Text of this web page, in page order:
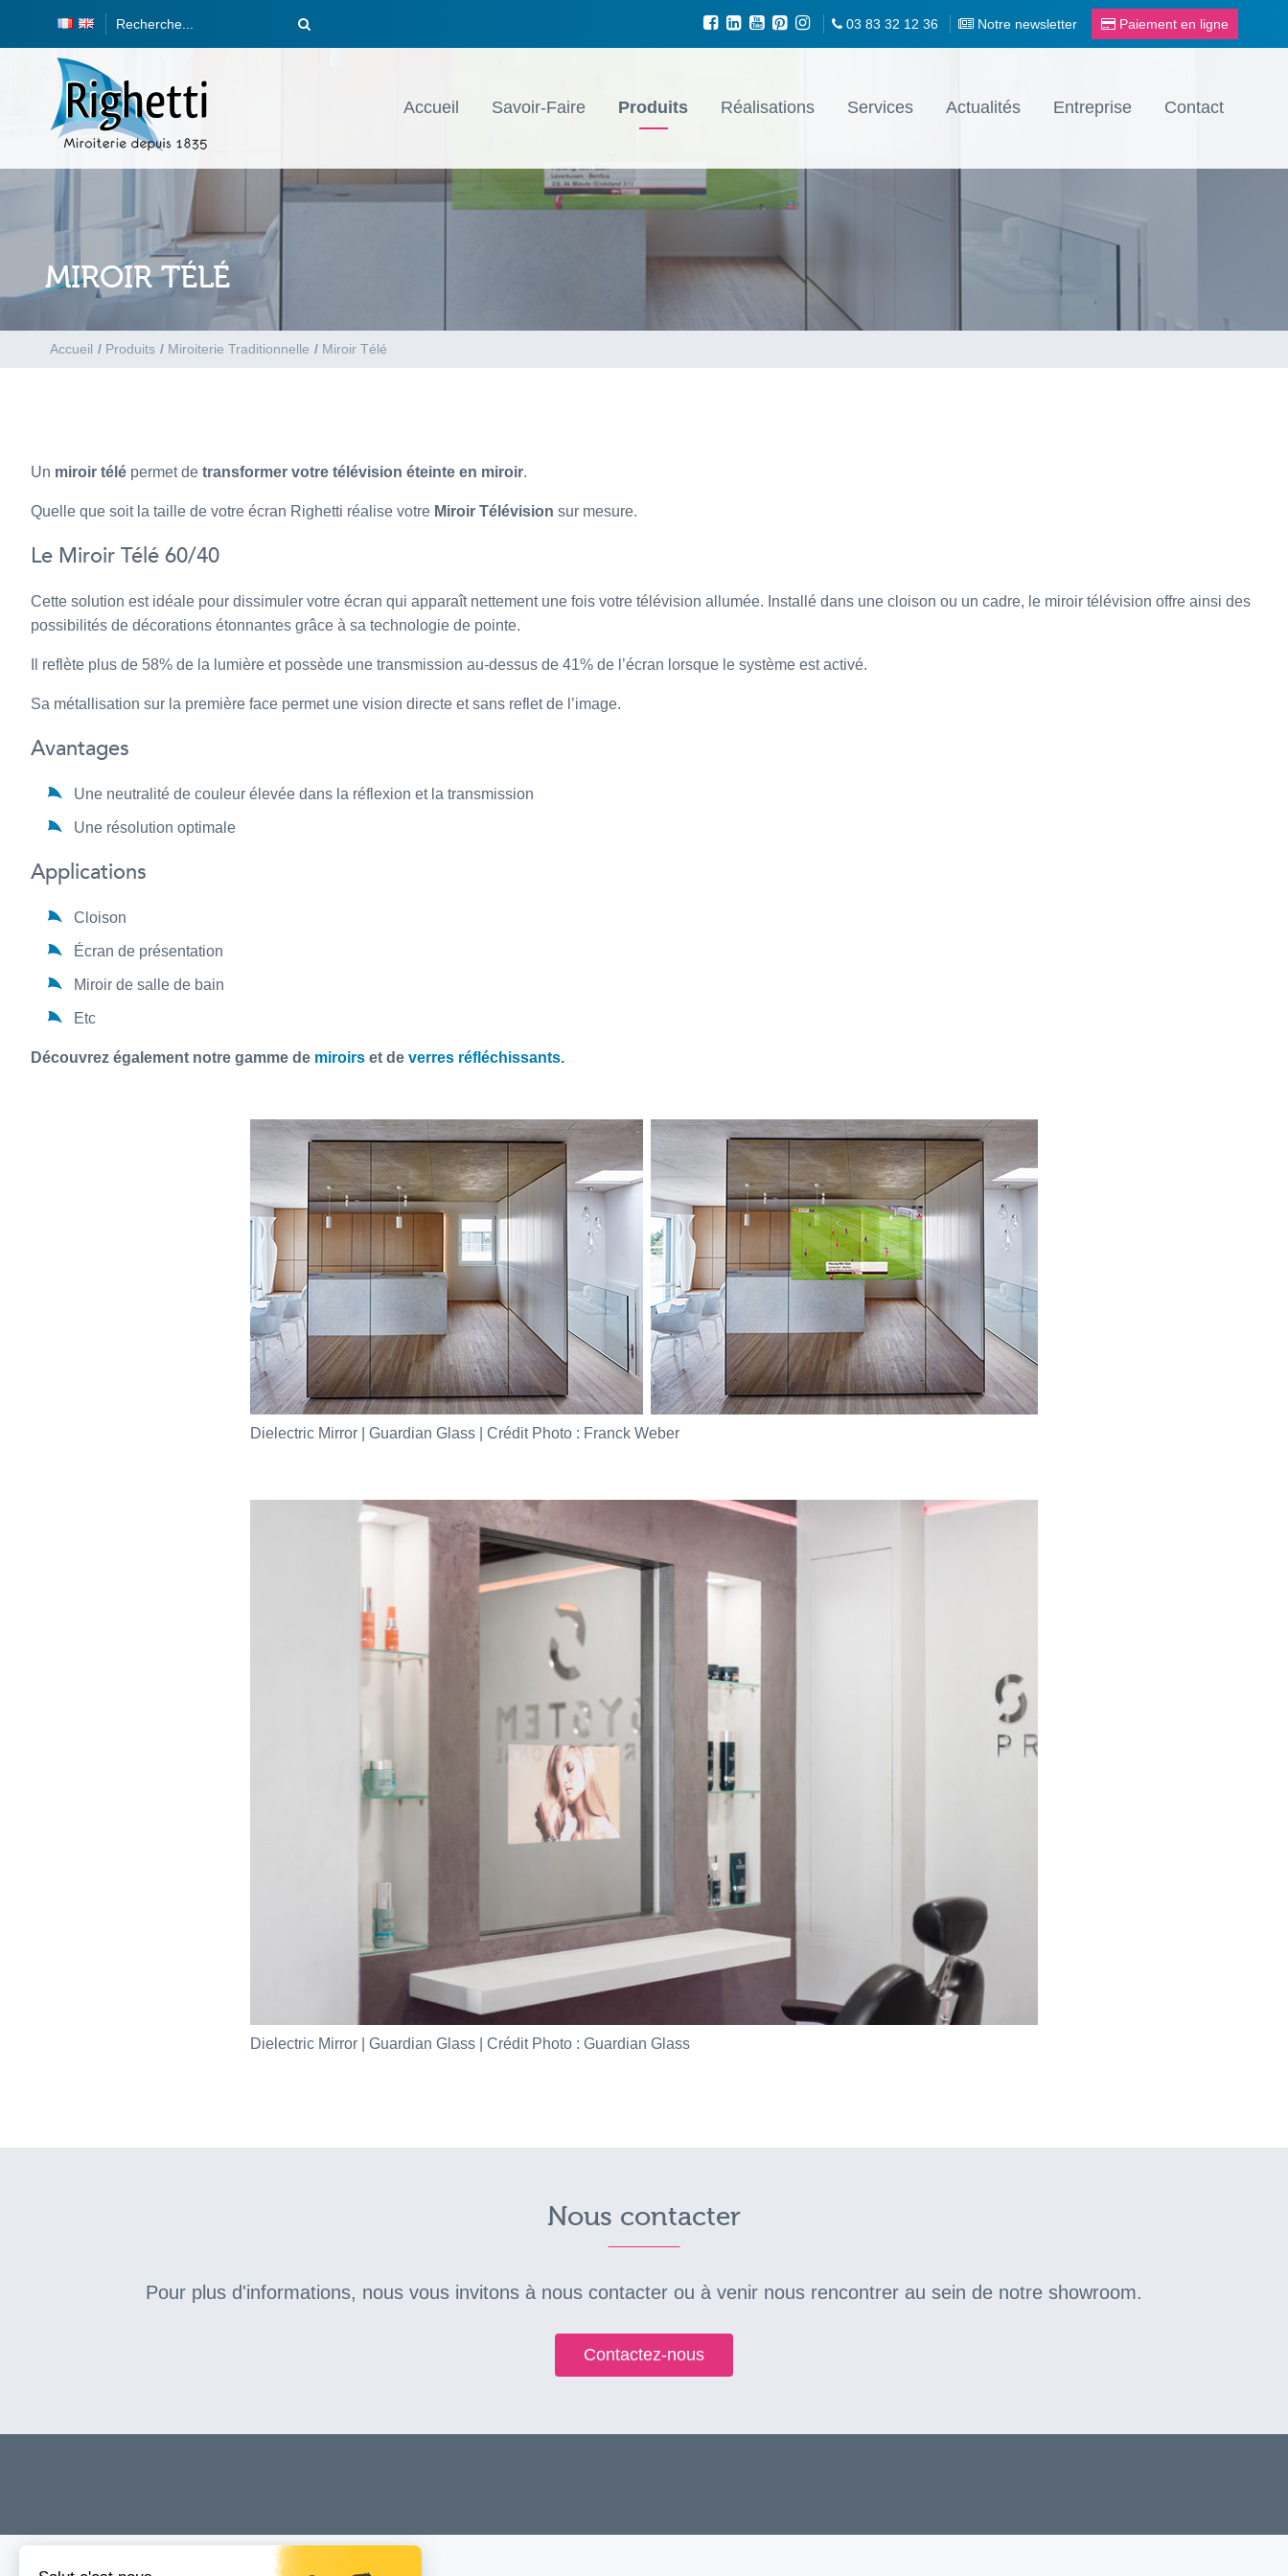
03 83 32 12 36 Notre newsletter Paiement en ligne
Accueil Savoir-Faire Produits Réalisations Services Actualités Entreprise Contact
MIROIR TÉLÉ
Accueil / Produits / Miroiterie Traditionnelle / Miroir Télé
Un miroir télé permet de transformer votre télévision éteinte en miroir.
Quelle que soit la taille de votre écran Righetti réalise votre Miroir Télévision sur mesure.
Le Miroir Télé 60/40
Cette solution est idéale pour dissimuler votre écran qui apparaît nettement une fois votre télévision allumée. Installé dans une cloison ou un cadre, le miroir télévision offre ainsi des
possibilités de décorations étonnantes grâce à sa technologie de pointe.
Il reflète plus de 58% de la lumière et possède une transmission au-dessus de 41% de l’écran lorsque le système est activé.
Sa métallisation sur la première face permet une vision directe et sans reflet de l’image.
Avantages
Une neutralité de couleur élevée dans la réflexion et la transmission
Une résolution optimale
Applications
Cloison
Écran de présentation
Miroir de salle de bain
Etc
Découvrez également notre gamme de miroirs et de verres réfléchissants.
Dielectric Mirror | Guardian Glass | Crédit Photo : Franck Weber
Dielectric Mirror | Guardian Glass | Crédit Photo : Guardian Glass
Nous contacter
Pour plus d'informations, nous vous invitons à nous contacter ou à venir nous rencontrer au sein de notre showroom.
Contactez-nous